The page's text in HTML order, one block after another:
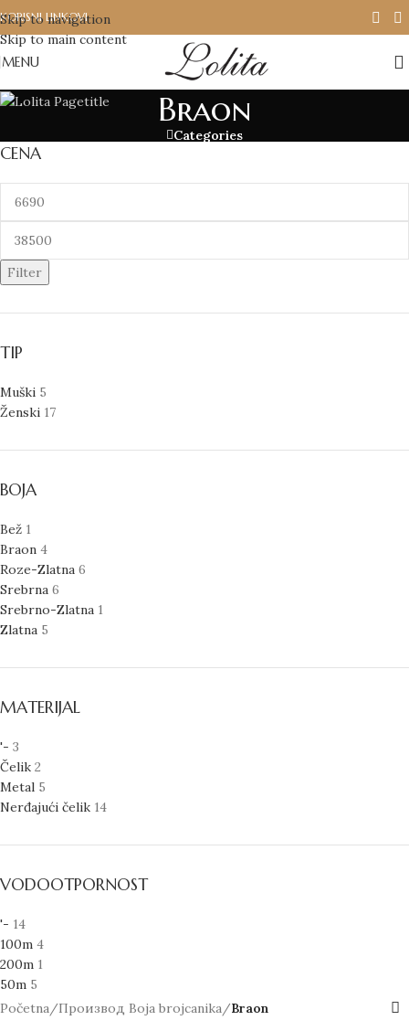
Skip to navigation
Skip to main content
KORISNI LINKOVI
MENU
Braon
Categories
CENA
Filter
TIP
Muški 5
Ženski 17
BOJA
Bež 1
Braon 4
Roze-Zlatna 6
Srebrna 6
Srebrno-Zlatna 1
Zlatna 5
MATERIJAL
'- 3
Čelik 2
Metal 5
Nerđajući čelik 14
VODOOTPORNOST
'- 14
100m 4
200m 1
50m 5
Početna/Производ Boja brojcanika/Braon